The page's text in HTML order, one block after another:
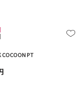
COCOON PT